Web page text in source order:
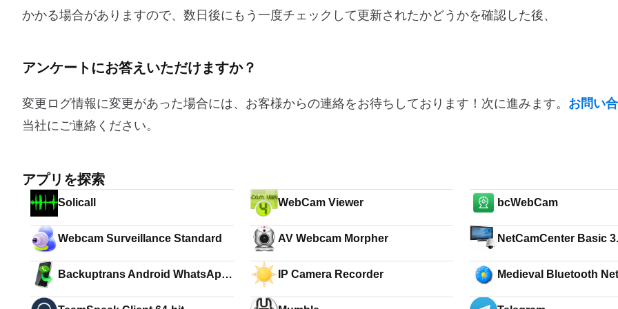
かかる場合がありますので、数日後にもう一度チェックして更新されたかどうかを確認した後、
アンケートにお答えいただけますか？
変更ログ情報に変更があった場合には、お客様からの連絡をお待ちしております！次に進みます。 お問い
当社にご連絡ください。
アプリを探索
Solicall WebCam Viewer bcWebCam
Webcam Surveillance Standard AV Webcam Morpher NetCamCenter Basic
Backuptrans Android WhatsApp
IP Camera Recorder
Medieval Bluetooth